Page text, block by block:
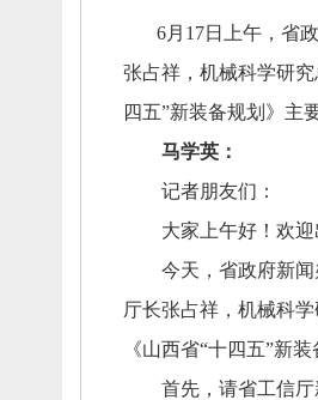
6月17日上午， 省
张占祥， 机械科学研究
四五”新装备规划》主
马学英：
记者朋友们：
大家上午好！ 欢迎
今天， 省政府新闻
厅长张占祥， 机械科学
《山西省“十四五”新
首先， 请省工信厅